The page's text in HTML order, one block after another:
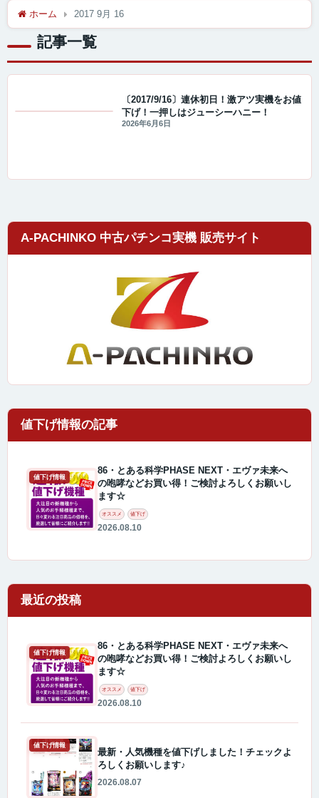
ホーム 2017 9月 16
記事一覧
〔2017/9/16〕連休初日！激アツ実機をお値
下げ！一押しはジューシーハニー！
2026年6月6日
A-PACHINKO 中古パチンコ実機 販売サイト
値下げ情報
86・とある科学PHASE NEXT・エヴァ未来へ
の咆哮などお買い得！ご検討よろしくお願いし
ます☆
オススメ 値下げ
2026.08.10
最近の投稿
値下げ情報
86・とある科学PHASE NEXT・エヴァ未来へ
の咆哮などお買い得！ご検討よろしくお願いし
ます☆
オススメ 値下げ
2026.08.10
値下げ情報
最新・人気機種を値下げしました！チェックよ
ろしくお願いします♪
2026.08.07